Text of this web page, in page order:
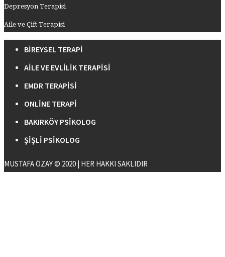
Depresyon Terapisi
Aile ve Çift Terapisi
BIREYSEL TERAPI
AILE VE EVLILIK TERAPISI
EMDR TERAPISI
ONLINE TERAPI
BAKIRKÖY PSIKOLOG
ŞIŞLI PSIKOLOG
MUSTAFA ÖZAY © 2020 | HER HAKKI SAKLIDIR